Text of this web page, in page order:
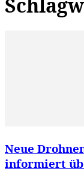
Neue
informiert